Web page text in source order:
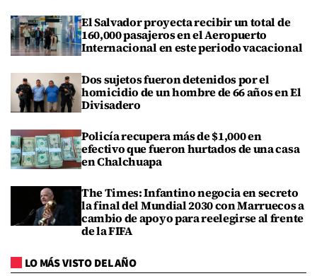
El Salvador proyecta recibir un total de
160,000 pasajeros en el Aeropuerto
Internacional en este periodo vacacional
Dos sujetos fueron detenidos por el
homicidio de un hombre de 66 años en El
Divisadero
Policía recupera más de $1,000 en
efectivo que fueron hurtados de una casa
en Chalchuapa
The Times: Infantino negocia en secreto
la final del Mundial 2030 con Marruecos a
cambio de apoyo para reelegirse al frente
de la FIFA
LO MÁS VISTO DEL AÑO